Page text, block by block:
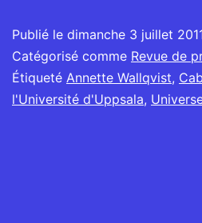
Publié le dimanche 3 juillet
Catégorisé comme Revue de
Étiqueté Annette Wallqvist,
l'Université d'Uppsala,